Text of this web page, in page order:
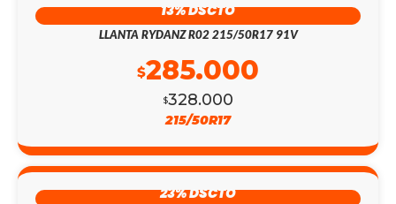
13% DSCTO
LLANTA RYDANZ R02 215/50R17 91V
$328.000
$285.000
215/50R17
23% DSCTO